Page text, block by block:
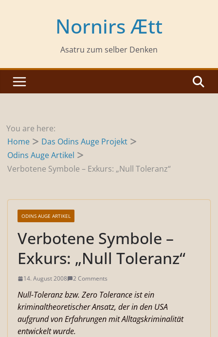
Nornirs Ætt
Asatru zum selber Denken
You are here:
Home
Das Odins Auge Projekt
Odins Auge Artikel
Verbotene Symbole – Exkurs: „Null Toleranz“
ODINS AUGE ARTIKEL
Verbotene Symbole –
Exkurs: „Null Toleranz“
14. August 2008 2 Comments
Null-Toleranz bzw. Zero Tolerance ist ein
kriminaltheoretischer Ansatz, der in den USA
aufgrund von Erfahrungen mit Alltagskriminalität
entwickelt wurde.